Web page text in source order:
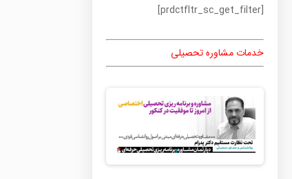
[prdctfltr_sc_get_filter]
خدمات مشاوره تحصیلی